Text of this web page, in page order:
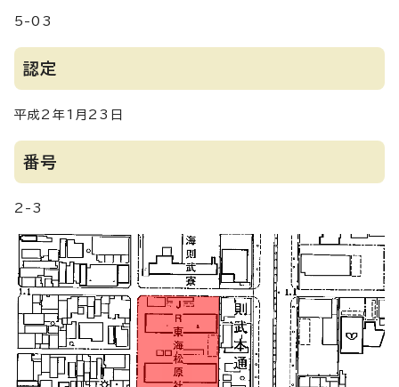
5-03
認定
平成2年1月23日
番号
2-3